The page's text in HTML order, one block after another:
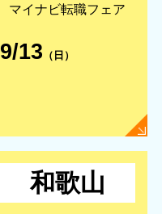
マイナビ転職フェア
9/13 （日）
和歌山